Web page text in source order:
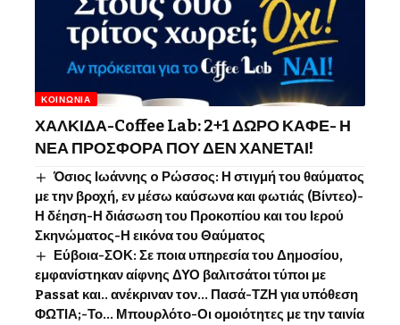
ΚΟΙΝΩΝΊΑ
ΧΑΛΚΙΔΑ-Coffee Lab: 2+1 ΔΩΡΟ ΚΑΦΕ- Η
ΝΕΑ ΠΡΟΣΦΟΡΑ ΠΟΥ ΔΕΝ ΧΑΝΕΤΑΙ!
Όσιος Ιωάννης o Ρώσσος: Η στιγμή του θαύματος
με την βροχή, εν μέσω καύσωνα και φωτιάς (Βίντεο)-
Η δέηση-Η διάσωση του Προκοπίου και του Ιερού
Σκηνώματος-Η εικόνα του Θαύματος
Εύβοια-ΣΟΚ: Σε ποια υπηρεσία του Δημοσίου,
εμφανίστηκαν αίφνης ΔΥΟ βαλιτσάτοι τύποι με
Passat και.. ανέκριναν τον… Πασά-ΤΖΗ για υπόθεση
ΦΩΤΙΑ;-Το… Μπουρλότο-Οι ομοιότητες με την ταινία